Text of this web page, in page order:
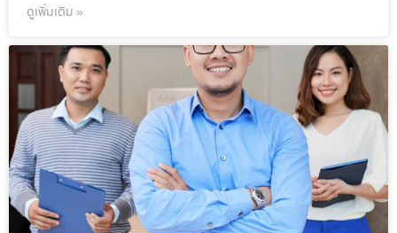
ดูเพิ่มเติม »